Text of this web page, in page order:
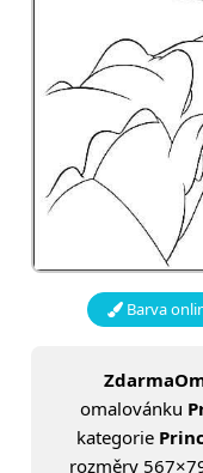
Barva
omalovánku
kategorie
rozměry